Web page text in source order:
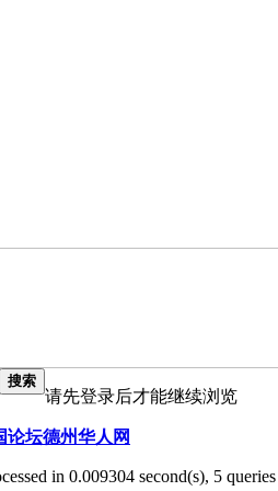
搜索
请先登录后才能继续浏览
论坛德州华人网
in 0.009304 second(s), 5